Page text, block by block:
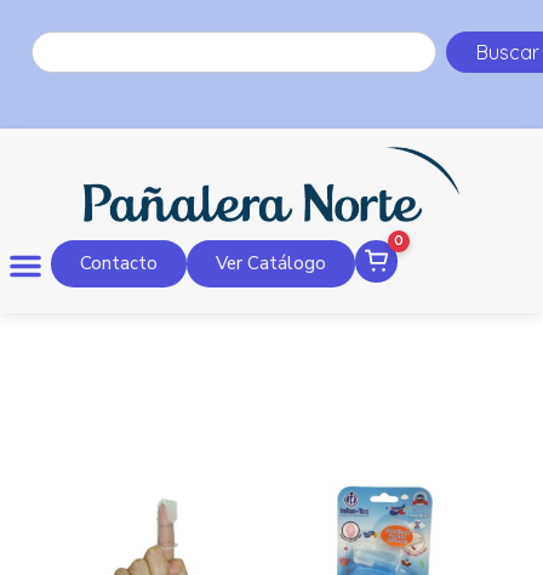
Buscar
Contacto Ver Catálogo
0